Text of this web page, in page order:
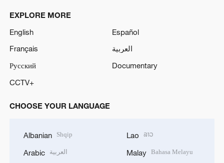
EXPLORE MORE
English
Español
Français
العربية
Русский
Documentary
CCTV+
CHOOSE YOUR LANGUAGE
Albanian Shqip
Arabic العربية
Lao ລາວ
Malay Bahasa Melayu